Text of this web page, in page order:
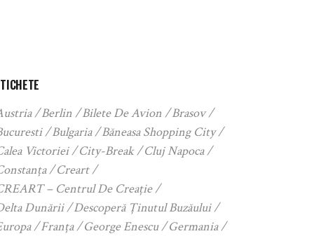
Berlin Bilete De Avion
Brasov
Bulgaria
Băneasa Shopping City
Victoriei
City-Break
Cluj Napoca
Creart
– Centrul De Creație
Dunării
Descoperă Ținutul Buzăului
Franța George Enescu
Germania